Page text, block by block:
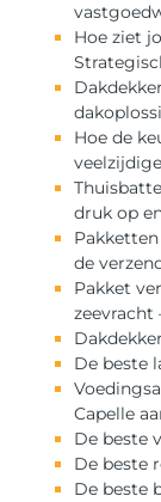
Hoe ziet
Hoe de
druk op
de
Pakket
zeevracht
De beste
Capelle
De beste
De beste
De beste